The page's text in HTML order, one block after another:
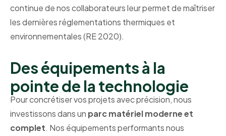
continue de nos collaborateurs leur permet de maîtriser
les dernières réglementations thermiques et
environnementales (RE 2020).
Des équipements à la
pointe de la technologie
Pour concrétiser vos projets avec précision, nous
investissons dans un parc matériel moderne et
complet. Nos équipements performants nous